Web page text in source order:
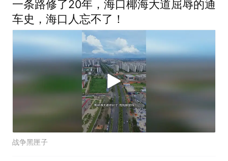
一条路修了20年，海口椰海大道屈辱的通
车史，海口人忘不了！
战争黑匣子